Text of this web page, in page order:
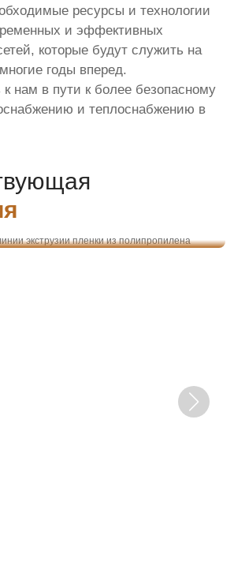
ресурсы и технологии
и эффективных
которые будут служить на
годы вперед.
нам в пути к более безопасному
и теплоснабжению в
линии экструзии пленки из
полипропилена